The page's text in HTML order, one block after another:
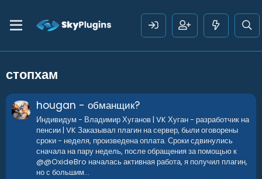
стопхам
hougan - обманщик?
Индивидум - Владимир Хуганов | VK Хуган - разработчик на
пенсии | VK Заказывал плагин на сервер, были оговорены
сроки - неделя, произведена оплата. Сроки сдвинулись
сначала на пару недель, после обращения за помощью к
@@OxideBro началась активная работа, я получил плагин,
но с большим...